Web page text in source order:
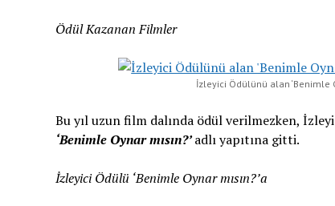
Ödül Kazanan Filmler
İzleyici Ödülünü alan ‘Benimle
Bu yıl uzun film dalında ödül verilmezken,
‘Benimle Oynar mısın?’adlı yapıtına gitti.
İzleyici Ödülü ‘Benimle Oynar mısın?’a